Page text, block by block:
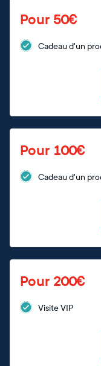
Pour 50€
Cadeau d'un
Pour 100€
Cadeau d'un
Pour 200€
Visite VIP